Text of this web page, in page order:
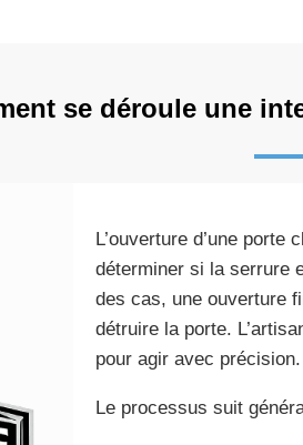
se déroule une
L’ouverture d’une
déterminer si la serrure
des cas, une ouverture
détruire la porte.
pour agir avec précision.
Le processus suit